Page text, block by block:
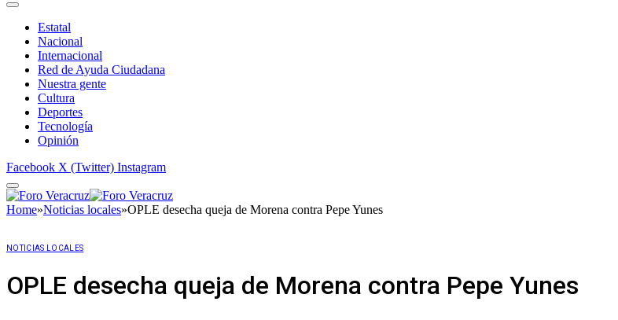
Estatal
Nacional
Internacional
Red de Ayuda Ciudadana
Nuestra gente
Cultura
Deportes
Tecnología
Opinión
Facebook X (Twitter) Instagram
Home»Noticias locales»OPLE desecha queja de Morena contra Pepe Yunes
NOTICIAS LOCALES
OPLE desecha queja de Morena contra Pepe Yunes